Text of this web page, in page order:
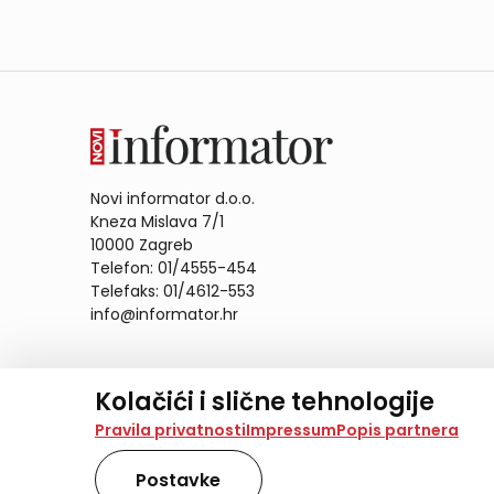
Kolačići i slične tehnologije
Na našoj web stranici koristimo kolačiće i slične
analiziramo promet na stranici te prikazujemo
također koriste ove tehnologije.
Pravila privatnostiImpressumPopis partnera
Postavke
Novi informator d.o.o.
Kneza Mislava 7/1
10000 Zagreb
Telefon: 01/4555-454
Telefaks: 01/4612-553
info@informator.hr